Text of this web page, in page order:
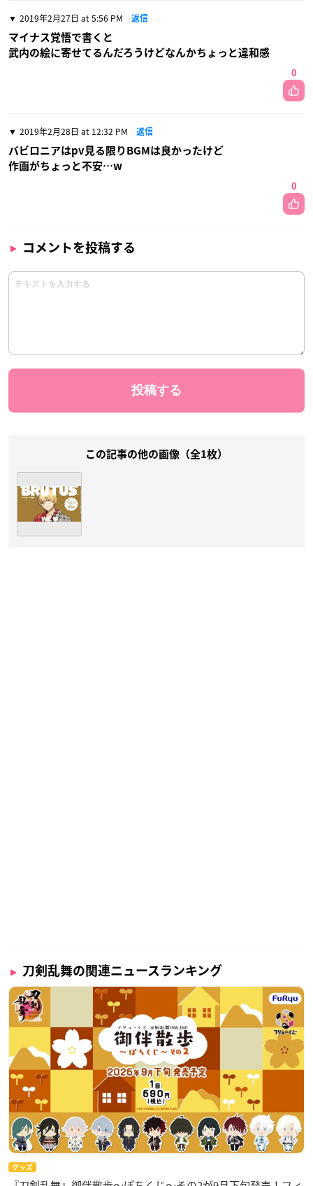
2019年2月27日 at 5:56 PM 返信
マイナス覚悟で書くと
武内の絵に寄せてるんだろうけどなんかちょっと違和感
0
2019年2月28日 at 12:32 PM 返信
バビロニアはpv見る限りBGMは良かったけど
作画がちょっと不安…w
0
コメントを投稿する
この記事の他の画像（全1枚）
刀剣乱舞の関連ニュースランキング
グッズ